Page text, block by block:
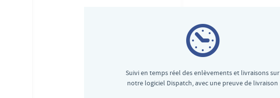
Suivi en temps réel des enlèvements et livraisons sur
notre logiciel Dispatch, avec une preuve de livraison